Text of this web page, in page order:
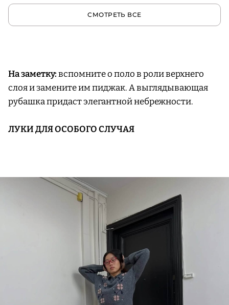
СМОТРЕТЬ ВСЕ
На заметку:вспомните о поло в роли верхнего
слоя и замените им пиджак. А выглядывающая
рубашка придаст элегантной небрежности.
ЛУКИ ДЛЯ ОСОБОГО СЛУЧАЯ